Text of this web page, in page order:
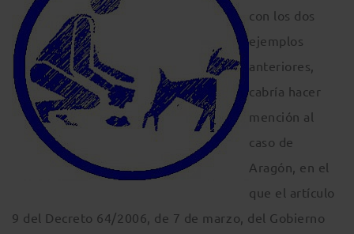
con los dos
ejemplos
anteriores,
cabría hacer
mención al
caso de
Aragón, en el
que el artículo
9 del Decreto 64/2006, de 7 de marzo, del Gobierno